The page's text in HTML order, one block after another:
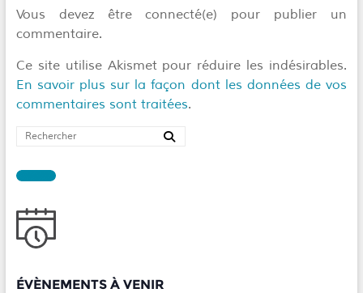
Vous devez être connecté(e) pour publier un
commentaire.
Ce site utilise Akismet pour réduire les indésirables.
En savoir plus sur la façon dont les données de vos
commentaires sont traitées.
ÉVÈNEMENTS À VENIR